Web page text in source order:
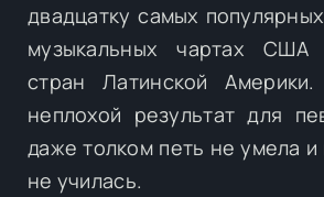
двадцатку самых
музыкальных чартах США
стран Латинской
неплохой результат для
даже толком петь не умела и
не училась.